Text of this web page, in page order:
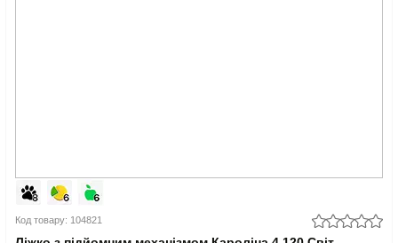
Код товару: 104821